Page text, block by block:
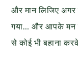
और मान लिजिए
गया… और आपके मन
से कोई भी बहाना